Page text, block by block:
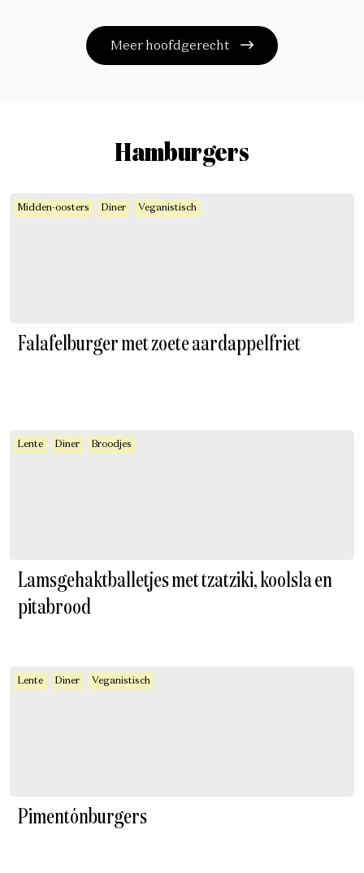
Meer hoofdgerecht
Hamburgers
Midden-oosters Diner Veganistisch
Falafelburger met zoete aardappelfriet
Lente Diner Broodjes
Lamsgehaktballetjes met tzatziki, koolsla en
pitabrood
Lente Diner Veganistisch
Pimentónburgers